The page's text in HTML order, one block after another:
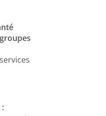
groupes
À la
vous.
qu'aux
avec